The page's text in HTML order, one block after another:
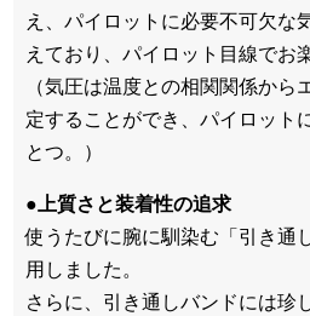
え、パイロットに必要不可欠な
えており、パイロット目線でお
（気圧は温度との相関関係から
定することができ、パイロット
とつ。）
●上質さと装着性の追求
使うたびに腕に馴染む「引き通
用しました。
さらに、引き通しバンドには珍